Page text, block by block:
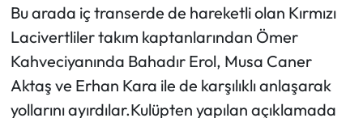
Bu arada iç transerde de hareketli olan Kırmızı
Lacivertliler takım kaptanlarından Ömer
Kahveciyanında Bahadır Erol, Musa Caner
Aktaş ve Erhan Kara ile de karşılıklı anlaşarak
yollarını ayırdılar.Kulüpten yapılan açıklamada